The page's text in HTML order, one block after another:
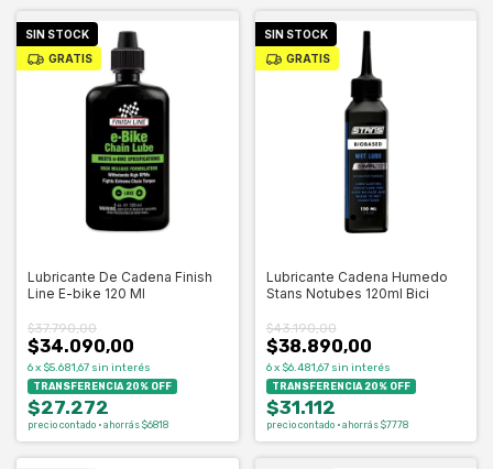
SIN STOCK
GRATIS
Lubricante De Cadena Finish
Line E-bike 120 Ml
$34.090,00
$37.790,00
6x $5.681,67 sin interés
TRANSFERENCIA 20% OFF
$27.272
precio contado · ahorrás $6818
SIN STOCK
GRATIS
Lubricante Cadena Humedo
Stans Notubes 120ml Bici
$38.890,00
$43.190,00
6 x $6.481,67 sin interés
TRANSFERENCIA 20% OFF
$31.112
precio contado · ahorrás $7778